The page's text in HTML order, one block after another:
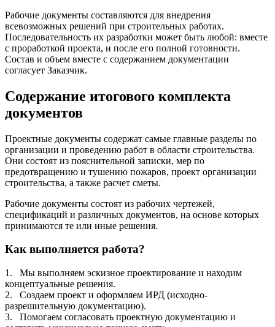
Рабочие документы составляются для внедрения
всевозможных решений при строительных работах.
Последовательность их разработки может быть любой: вместе
с проработкой проекта, и после его полной готовности.
Состав и объем вместе с содержанием документации
согласует Заказчик.
Содержание итогового комплекта
документов
Проектные документы содержат самые главные разделы по
организации и проведению работ в области строительства.
Они состоят из пояснительной записки, мер по
предотвращению и тушению пожаров, проект организации
строительства, а также расчет сметы.
Рабочие документы состоят из рабочих чертежей,
спецификаций и различных документов, на основе которых
принимаются те или иные решения.
Как выполняется работа?
1.
Мы выполняем эскизное проектирование и находим
концептуальные решения.
2.
Создаем проект и оформляем ИРД (исходно-
разрешительную документацию).
3.
Помогаем согласовать проектную документацию и